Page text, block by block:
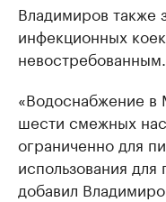
Владимиров также
инфекционных
невостребованным.
«Водоснабжение в
шести смежных
ограниченно для
использования
добавил